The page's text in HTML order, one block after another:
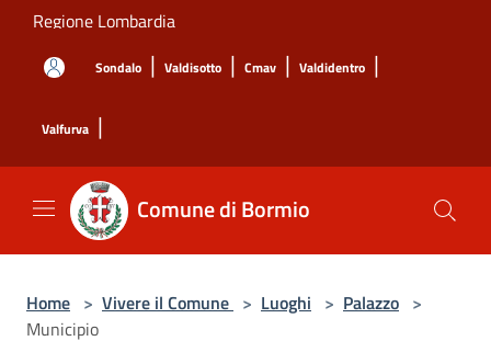
Salta al contenuto principale
Regione Lombardia
Sondalo | Valdisotto | Cmav | Valdidentro |
Valfurva |
Comune di Bormio
Home > Vivere il Comune > Luoghi > Palazzo >
Municipio